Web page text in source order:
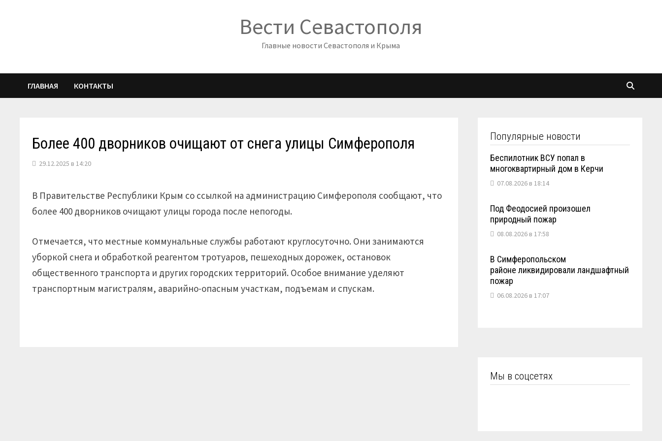
Вести Севастополя
Главные новости Севастополя и Крыма
ГЛАВНАЯ КОНТАКТЫ
Более 400 дворников очищают от снега улицы Симферополя
29.12.2025 в 14:20
В Правительстве Республики Крым со ссылкой на администрацию Симферополя сообщают, что
более 400 дворников очищают улицы города после непогоды.
Отмечается, что местные коммунальные службы работают круглосуточно. Они занимаются
уборкой снега и обработкой реагентом тротуаров, пешеходных дорожек, остановок
общественного транспорта и других городских территорий. Особое внимание уделяют
транспортным магистралям, аварийно-опасным участкам, подъемам и спускам.
Популярные новости
Беспилотник ВСУ попал в
многоквартирный дом в Керчи
07.08.2026 в 18:14
Под Феодосией произошел
природный пожар
08.08.2026 в 17:58
В Симферопольском
районе ликвидировали ландшафтный
пожар
06.08.2026 в 17:07
Мы в соцсетях